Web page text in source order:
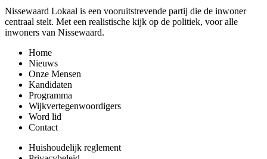
Nissewaard Lokaal is een vooruitstrevende partij die de inwoner
centraal stelt. Met een realistische kijk op de politiek, voor alle
inwoners van Nissewaard.
Home
Nieuws
Onze Mensen
Kandidaten
Programma
Wijkvertegenwoordigers
Word lid
Contact
Huishoudelijk reglement